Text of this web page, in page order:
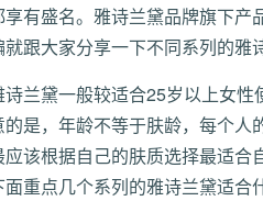
享有盛名。雅诗兰黛品牌旗下产
就跟大家分享一下不同系列的雅
诗兰黛一般较适合25岁以上女
的是，年龄不等于肤龄，每个人
应该根据自己的肤质选择最适合
面重点几个系列的雅诗兰黛适合